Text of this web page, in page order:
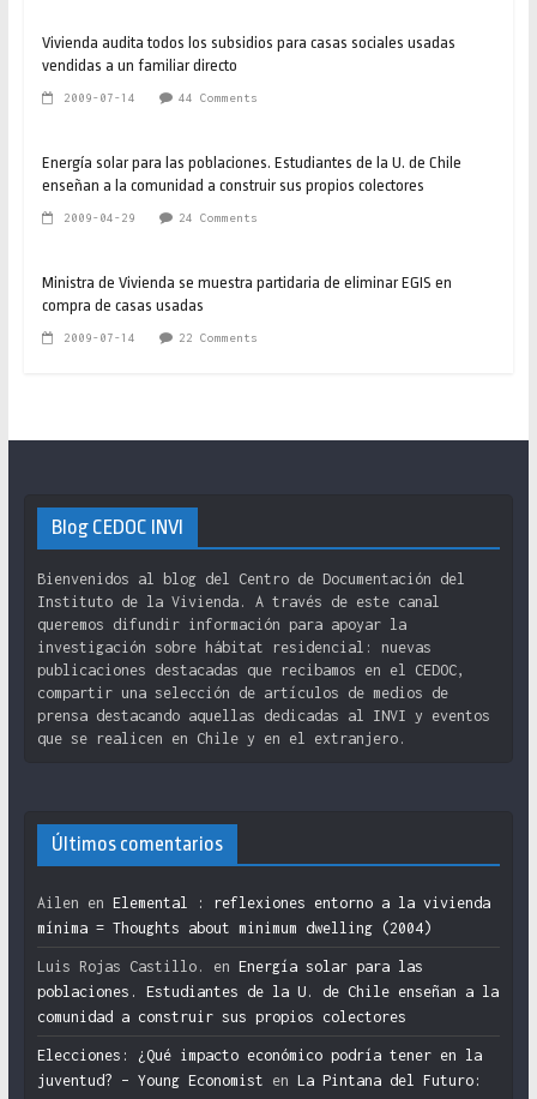
Vivienda audita todos los subsidios para casas sociales usadas
vendidas a un familiar directo
2009-07-14 44 Comments
Energía solar para las poblaciones. Estudiantes de la U. de Chile
enseñan a la comunidad a construir sus propios colectores
2009-04-29 24 Comments
Ministra de Vivienda se muestra partidaria de eliminar EGIS en
compra de casas usadas
2009-07-14 22 Comments
Blog CEDOC INVI
Bienvenidos al blog del Centro de Documentación del
Instituto de la Vivienda. A través de este canal
queremos difundir información para apoyar la
investigación sobre hábitat residencial: nuevas
publicaciones destacadas que recibamos en el CEDOC,
compartir una selección de artículos de medios de
prensa destacando aquellas dedicadas al INVI y eventos
que se realicen en Chile y en el extranjero.
Últimos comentarios
Ailen en Elemental : reflexiones entorno a la vivienda
mínima = Thoughts about minimum dwelling (2004)
Luis Rojas Castillo. en Energía solar para las
poblaciones. Estudiantes de la U. de Chile enseñan a la
comunidad a construir sus propios colectores
Elecciones: ¿Qué impacto económico podría tener en la
juventud? – Young Economist en La Pintana del Futuro: